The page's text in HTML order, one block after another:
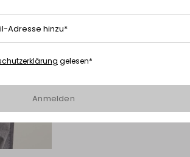
Adresse hinzu*
gelesen*
Anmelden